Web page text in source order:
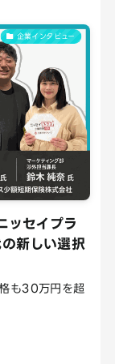
企業インタビュー
ッセイプラ
新しい選択
も30万円を超